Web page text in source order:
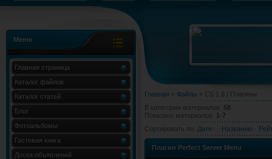
Меню
Главная страница
Каталог файлов
Каталог статей
Блог
Фотоальбомы
Гостевая книга
Доска объявлений
Главная » Файлы » CS 1.6 | Плагины
В категории материалов: 58
Показано материалов: 1-7
Сортировать по : Дате Названию
Плагин Perfect Server Menu